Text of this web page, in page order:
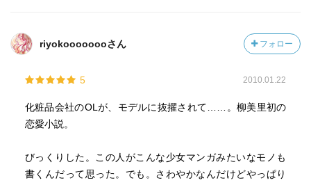
riyokoooooooさん フォロー
5 2010.01.22
化粧品会社のOLが、モデルに抜擢されて……。柳美里初の
恋愛小説。
びっくりした。この人がこんな少女マンガみたいなモノも
書くんだって思った。でも。さわやかなんだけどやっぱり